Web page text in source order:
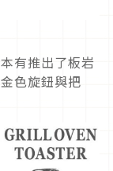
有推出了板岩
色旋鈕與把